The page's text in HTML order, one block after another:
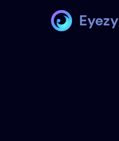
Eyezy